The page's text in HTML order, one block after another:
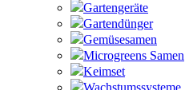
Gartengeräte
Gartendünger
Gemüsesamen
Microgreens Samen
Keimset
Wachstumssysteme